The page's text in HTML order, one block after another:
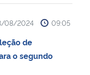
08/2024 09:05
de
o segundo